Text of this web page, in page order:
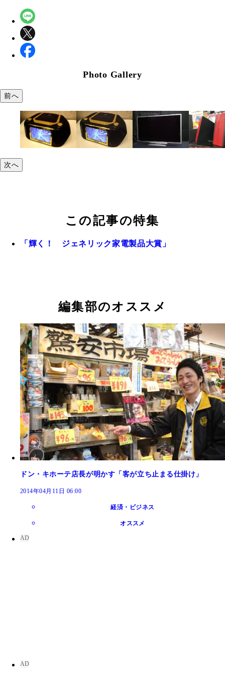
Photo Gallery
前へ
次へ
この記事の特集
「輝く！ ジェネリック家電製品大賞」
編集部のオススメ
ドン・キホーテ店長が明かす「客が立ち止まる仕掛け」
2014年04月11日 06:00
経済・ビジネス
オススメ